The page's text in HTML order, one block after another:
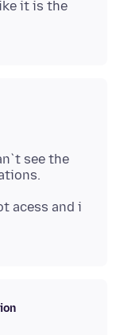
it is the
see the
acess and i